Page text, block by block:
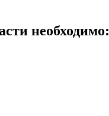
необходимо: